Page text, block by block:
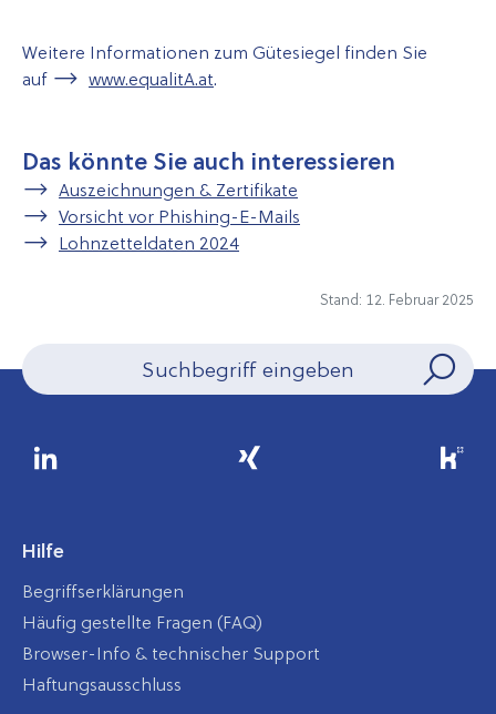
Weitere Informationen zum Gütesiegel finden Sie
auf
www.equalitA.at.
Das könnte Sie auch interessieren
Auszeichnungen & Zertifikate
Vorsicht vor Phishing-E-Mails
Lohnzetteldaten 2024
Stand: 12. Februar 2025
Hilfe
Begriffserklärungen
Häufig gestellte Fragen (FAQ)
Browser-Info & technischer Support
Haftungsausschluss